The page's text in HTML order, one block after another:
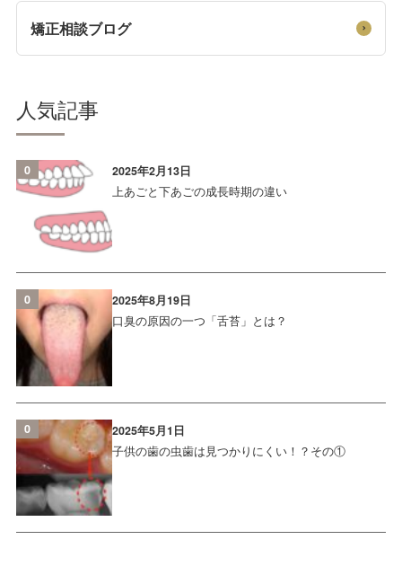
矯正相談ブログ
人気記事
0
2025年2月13日
上あごと下あごの成長時期の違い
0
2025年8月19日
口臭の原因の一つ「舌苔」とは？
0
2025年5月1日
子供の歯の虫歯は見つかりにくい！？その①